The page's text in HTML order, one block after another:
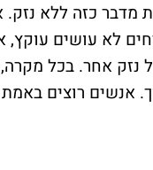
מדבר כזה ללא
לא עושים עוקץ,
נזק אחר. בכל
אנשים רוצים